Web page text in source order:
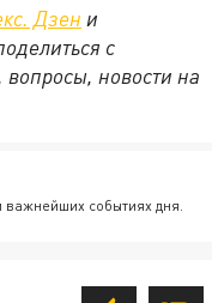
Дзен и
с
новости на
важнейших событиях дня.